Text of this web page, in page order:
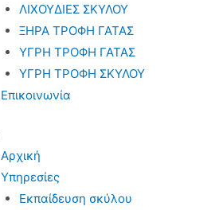
ΛΙΧΟΥΔΙΕΣ ΣΚΥΛΟΥ
ΞΗΡΑ ΤΡΟΦΗ ΓΑΤΑΣ
ΥΓΡΗ ΤΡΟΦΗ ΓΑΤΑΣ
ΥΓΡΗ ΤΡΟΦΗ ΣΚΥΛΟΥ
Επικοινωνία
Αρχική
Υπηρεσίες
Εκπαίδευση σκύλου